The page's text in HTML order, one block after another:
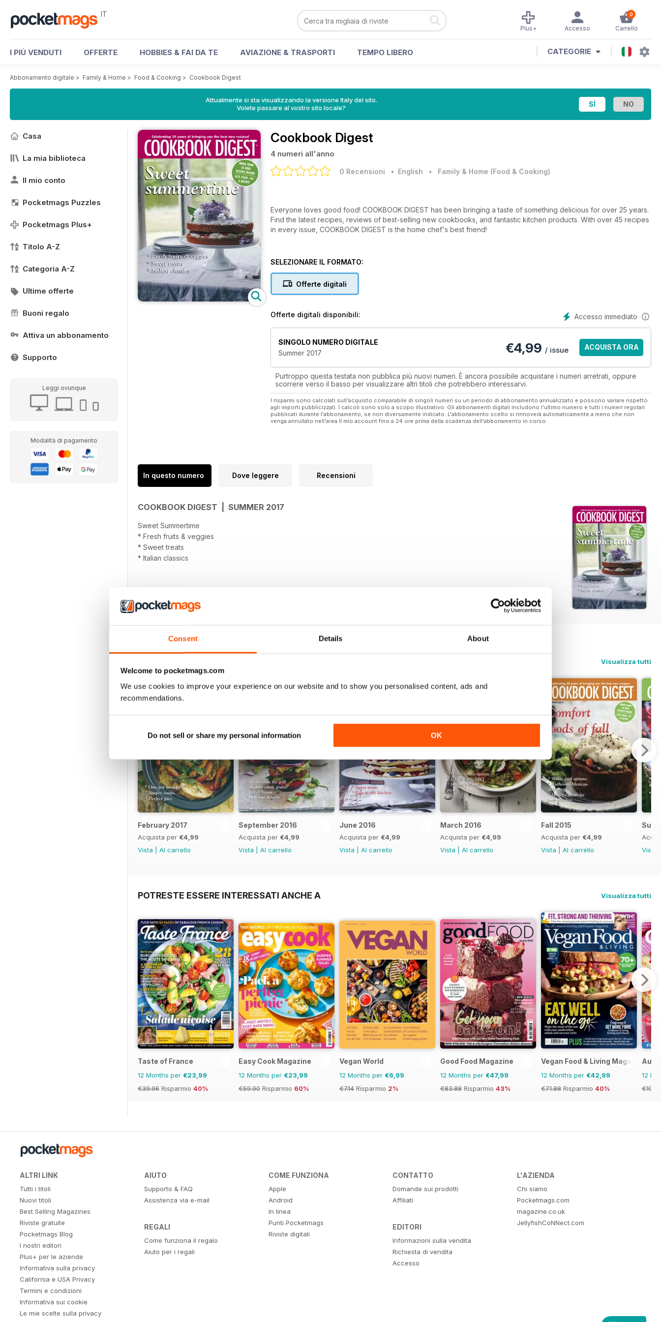
Consent Details About
Welcome to pocketmags.com
We use cookies to improve your experience on our website and to show you personalised content, ads and
recommendations.
Do not sell or share my personal information OK
IT 0
Carrello
Accesso
Plus+
I PIÙ VENDUTI OFFERTE HOBBIES & FAI DA TE AVIAZIONE & TRASPORTI TEMPO LIBERO CATEGORIE
Abbonamento digitale > Family & Home > Food & Cooking > Cookbook Digest
Attualmente si sta visualizzando la versione Italy del sito.
Volete passare al vostro sito locale?
Casa
La mia biblioteca
Il mio conto
Pocketmags Puzzles
Pocketmags Plus+
Titolo A-Z
Categoria A-Z
Ultime offerte
Buoni regalo
Attiva un abbonamento
Supporto
Leggi ovunque
Modalità di pagamento
Cookbook Digest
4 numeri all'anno
0 Recensioni • English • Family & Home (Food & Cooking)
Everyone loves good food! COOKBOOK DIGEST has been bringing a taste of something delicious for over 25 years.
Find the latest recipes, reviews of best-selling new cookbooks, and fantastic kitchen products. With over 45 recipes
in every issue, COOKBOOK DIGEST is the home chef's best friend!
SELEZIONARE IL FORMATO:
Offerte digitali
Accesso immediato
Offerte digitali disponibili:
SINGOLO NUMERO DIGITALE
Summer 2017
€4,99 / issue ACQUISTA ORA
Purtroppo questa testata non pubblica più nuovi numeri. È ancora possibile acquistare i numeri arretrati, oppure
scorrere verso il basso per visualizzare altri titoli che potrebbero interessarvi.
I risparmi sono calcolati sull'acquisto comparabile di singoli numeri su un periodo di abbonamento annualizzato e possono variare rispetto
agli importi pubblicizzati. I calcoli sono solo a scopo illustrativo. Gli abbonamenti digitali includono l'ultimo numero e tutti i numeri regolari
pubblicati durante l'abbonamento, se non diversamente indicato. L'abbonamento scelto si rinnoverà automaticamente a meno che non
venga annullato nell'area Il mio account fino a 24 ore prima della scadenza dell'abbonamento in corso.
In questo numero Dove leggere Recensioni
COOKBOOK DIGEST | SUMMER 2017
Sweet Summertime
* Fresh fruits & veggies
* Sweet treats
* Italian classics
Visualizza tutti
February 2017
Acquista per €4,99
Vista
Al carrello
September 2016
Acquista per €4,99
Vista
Al carrello
June 2016
Acquista per €4,99
Vista
Al carrello
March 2016
Acquista per €4,99
Vista
Al carrello
Fall 2015
Acquista per €4,99
Vista
Al carrello
Vista
POTRESTE ESSERE INTERESSATI ANCHE A Visualizza tutti
Taste of France
12 Months per €23,99
€39.96 Risparmio 40%
Easy Cook Magazine
12 Months per €23,99
€59.90 Risparmio 60%
Vegan World
12 Months per €6,99
€7.14 Risparmio 2%
Good Food Magazine
12 Months per €47,99
€83.88 Risparmio 43%
Vegan Food & Living Magazine
12 Months per €42,99
€71.88 Risparmio 40%
12
ALTRI LINK
Tutti i titoli
Nuovi titoli
Best Selling Magazines
Riviste gratuite
Pocketmags Blog
I nostri editori
Plus+ per le aziende
Informativa sulla privacy
California e USA Privacy
Termini e condizioni
Informativa sui cookie
Le mie scelte sulla privacy
AIUTO
Supporto & FAQ
Assistenza via e-mail
REGALI
Come funziona il regalo
Aiuto per i regali
COME FUNZIONA
Apple
Android
In linea
Punti Pocketmags
Riviste digitali
CONTATTO
Domande sui prodotti
Affiliati
EDITORI
Informazioni sulla vendita
Richiesta di vendita
Accesso
L'AZIENDA
Chi siamo
Pocketmags.com
magazine.co.uk
JellyfishCoNNect.com